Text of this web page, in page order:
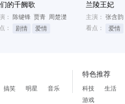
的千阙歌
： 陈键锋 贾青 周楚濋
：
剧情 爱情
兰陵王妃
主演： 张含韵
看点：
爱情
搞笑 明星 音乐
特色推荐
科技
生活
游戏